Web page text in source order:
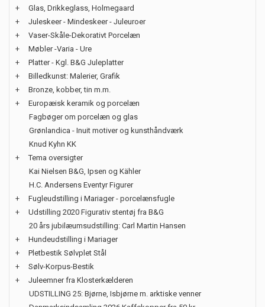
+
Glas, Drikkeglass, Holmegaard
+
Juleskeer - Mindeskeer - Juleuroer
+
Vaser-Skåle-Dekorativt Porcelæn
+
Møbler -Varia - Ure
+
Platter - Kgl. B&G Juleplatter
+
Billedkunst: Malerier, Grafik
+
Bronze, kobber, tin m.m.
+
Europæisk keramik og porcelæn
Fagbøger om porcelæn og glas
Grønlandica - Inuit motiver og kunsthåndværk
Knud Kyhn KK
+
Tema oversigter
Kai Nielsen B&G, Ipsen og Kähler
H.C. Andersens Eventyr Figurer
+
Fugleudstilling i Mariager - porcelænsfugle
+
Udstilling 2020 Figurativ stentøj fra B&G
20 års jubilæumsudstilling: Carl Martin Hansen
+
Hundeudstilling i Mariager
+
Pletbestik Sølvplet Stål
+
Sølv-Korpus-Bestik
+
Juleemner fra Klosterkælderen
UDSTILLING 25: Bjørne, Isbjørne m. arktiske venner